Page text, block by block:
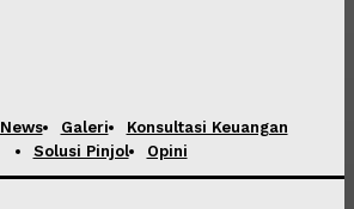
News Galeri
Konsultasi Keuangan
Solusi Pinjol
Opini